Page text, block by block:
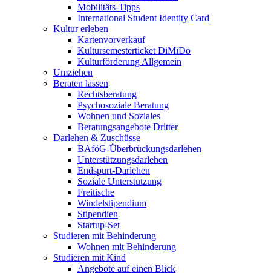
Mobilitäts-Tipps
International Student Identity Card
Kultur erleben
Kartenvorverkauf
Kultursemesterticket DiMiDo
Kulturförderung Allgemein
Umziehen
Beraten lassen
Rechtsberatung
Psychosoziale Beratung
Wohnen und Soziales
Beratungsangebote Dritter
Darlehen & Zuschüsse
BAföG-Überbrückungsdarlehen
Unterstützungsdarlehen
Endspurt-Darlehen
Soziale Unterstützung
Freitische
Windelstipendium
Stipendien
Startup-Set
Studieren mit Behinderung
Wohnen mit Behinderung
Studieren mit Kind
Angebote auf einen Blick